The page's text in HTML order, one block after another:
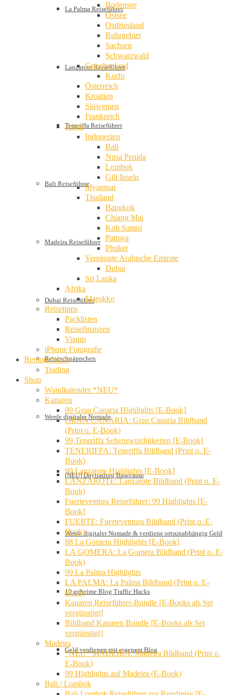
La Palma Reiseführer
Lanzarote Reiseführer
Teneriffa Reiseführer
Bali Reiseführer
Madeira Reiseführer
Dubai Reiseführer
Reiseschnäppchen
Werde digitaler Nomade
[NEU] Daytrading Basecamp
Werde digitaler Nomade & verdiene ortsunabhängig Geld
10 geheime Blog Traffic Hacks
Geld verdienen mit eigenem Blog
Bodensee
Ostsee
Ostfriesland
Ruhrgebiet
Sachsen
Schwarzwald
Griechenland
Korfu
Österreich
Kroatien
Slowenien
Frankreich
Asien
Indonesien
Bali
Nusa Penida
Lombok
Gili Inseln
Myanmar
Thailand
Bangkok
Chiang Mai
Koh Samui
Pattaya
Phuket
Vereinigte Arabische Emirate
Dubai
Sri Lanka
Afrika
Marokko
Reisetipps
Packlisten
Reisefinanzen
Visum
iPhone Fotografie
Remote Work
Trading
Shop
Wandkalender *NEU*
Kanaren
99 Gran Canaria Highlights [E-Book]
GRAN CANARIA: Gran Canaria Bildband
(Print o. E-Book)
99 Teneriffa Sehenswürdigkeiten [E-Book]
TENERIFFA: Teneriffa Bildband (Print o. E-
Book)
99 Lanzarote Highlights [E-Book]
LANZAROTE: Lanzarote Bildband (Print o. E-
Book)
Fuerteventura Reiseführer: 99 Highlights [E-
Book]
FUERTE: Fuerteventura Bildband (Print o. E-
Book)
88 La Gomera Highlights [E-Book]
LA GOMERA: La Gomera Bildband (Print o. E-
Book)
99 La Palma Highlights
LA PALMA: La Palma Bildband (Print o. E-
Book)
Kanaren Reiseführer-Bundle [E-Books als Set
vergünstigt]
Bildband Kanaren Bundle [E-Books als Set
vergünstigt]
Madeira
*NEU* MADEIRA: Madeira Bildband (Print o.
E-Book)
99 Highlights auf Madeira (E-Book)
Bali / Lombok